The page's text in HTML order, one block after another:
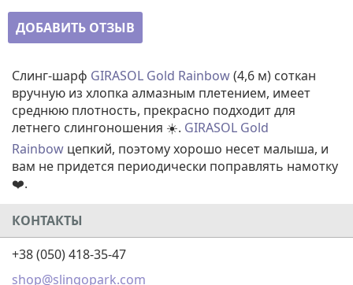
ДОБАВИТЬ ОТЗЫВ
Слинг-шарф GIRASOL Gold Rainbow(4,6 м) соткан
вручную из хлопка алмазным плетением, имеет
среднюю плотность, прекрасно подходит для
летнего слингоношения ☀️. GIRASOL Gold
Rainbow цепкий, поэтому хорошо несет малыша, и
вам не придется периодически поправлять намотку
❤️.
КОНТАКТЫ
+38 (050) 418-35-47
shop@slingopark.com